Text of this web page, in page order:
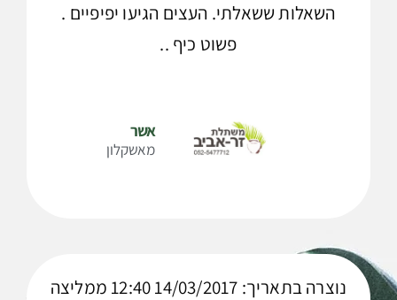
השאלות ששאלתי. העצים הגיעו יפיפיים .
פשוט כיף ..
אשר
מאשקלון
נוצרה בתאריך: 14/03/2017 12:40 ממליצה